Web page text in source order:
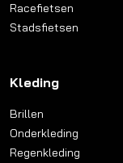
Racefietsen
Stadsfietsen
Kleding
Brillen
Onderkleding
Regenkleding